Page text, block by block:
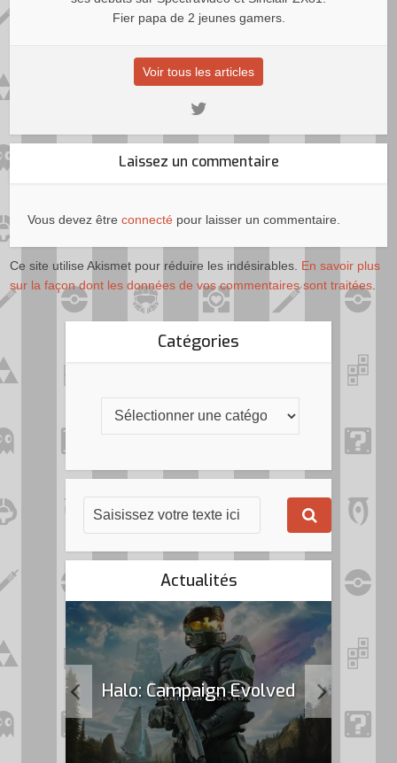
Fier papa de 2 jeunes gamers.
Voir tous les articles
Laissez un commentaire
Vous devez êtreconnecté pour laisser un commentaire.
Ce site utilise Akismet pour réduire les indésirables. En savoir plus
sur la façon dont les données de vos commentaires sont traitées
Catégories
Actualités
Halo: Campaign Evolved